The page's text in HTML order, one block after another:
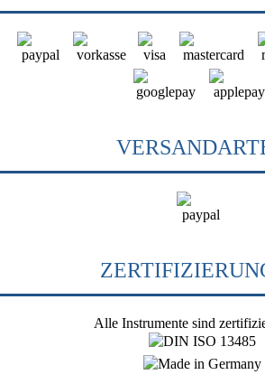
Alle Instrumente sind